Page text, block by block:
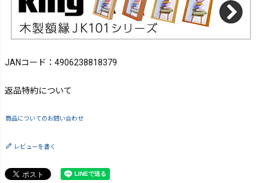
JANコード：4906238818379
返品特約について
商品についてのお問い合わせ
レビューを書く